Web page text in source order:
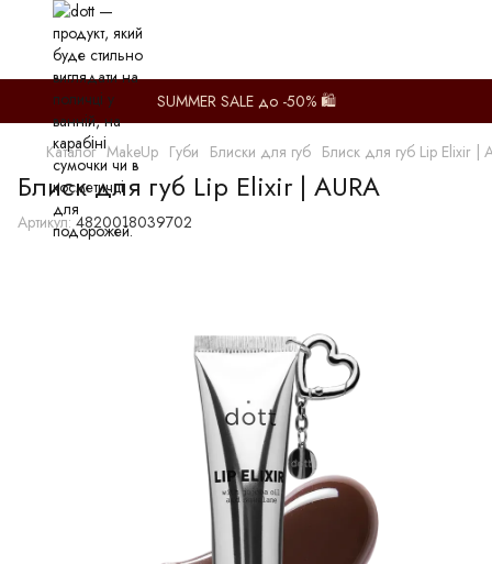
SUMMER SALE до -50% 🛍️
Каталог MakeUp Губи Блиски для губ Блиск для губ Lip Elixir |
Блиск для губ Lip Elixir | AURA
Артикул: 4820018039702